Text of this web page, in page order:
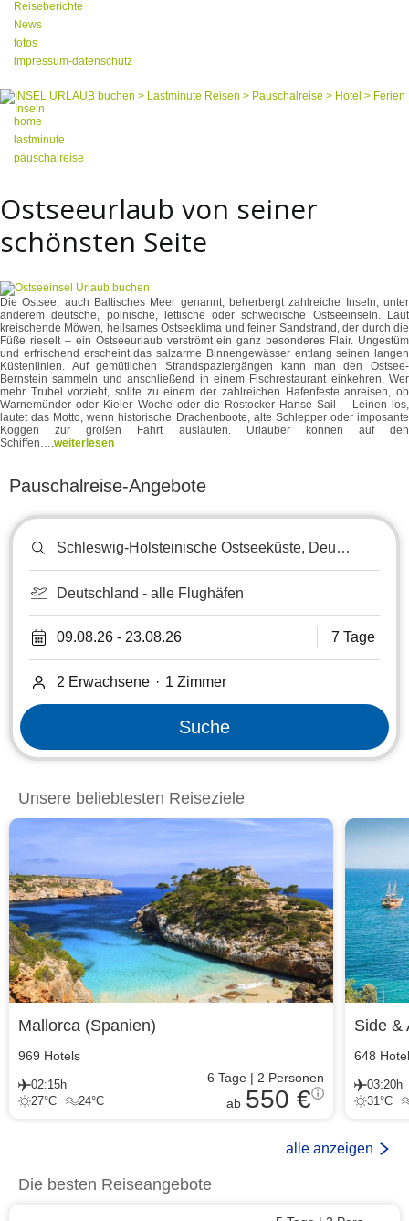
Reiseberichte
News
fotos
impressum-datenschutz
home
lastminute
pauschalreise
Ostseeurlaub von seiner
schönsten Seite
Die Ostsee, auch Baltisches Meer genannt, beherbergt zahlreiche Inseln, unter
anderem deutsche, polnische, lettische oder schwedische Ostseeinseln. Laut
kreischende Möwen, heilsames Ostseeklima und feiner Sandstrand, der durch die
Füße rieselt – ein Ostseeurlaub verströmt ein ganz besonderes Flair. Ungestüm
und erfrischend erscheint das salzarme Binnengewässer entlang seinen langen
Küstenlinien. Auf gemütlichen Strandspaziergängen kann man den Ostsee-
Bernstein sammeln und anschließend in einem Fischrestaurant einkehren. Wer
mehr Trubel vorzieht, sollte zu einem der zahlreichen Hafenfeste anreisen, ob
Warnemünder oder Kieler Woche oder die Rostocker Hanse Sail – Leinen los,
lautet das Motto, wenn historische Drachenboote, alte Schlepper oder imposante
Koggen zur großen Fahrt auslaufen. Urlauber können auf den
Schiffen…. weiterlesen